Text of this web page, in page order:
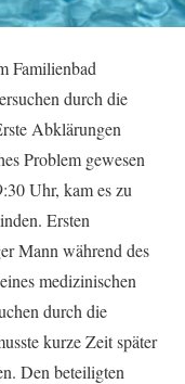
Familienbad
durch die
Abklärungen
Problem gewesen
Uhr, kam es zu
Ersten
Mann während des
medizinischen
durch die
kurze Zeit später
Den beteiligten